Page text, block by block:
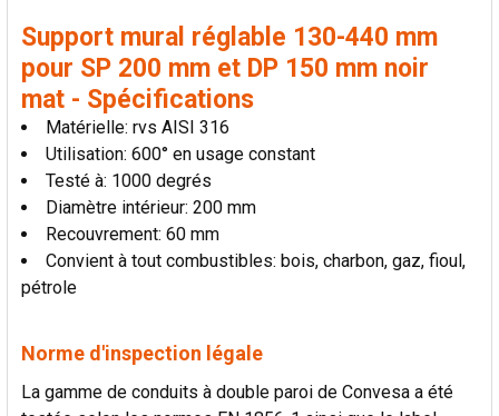
Support mural réglable 130-440 mm
pour SP 200 mm et DP 150 mm noir
mat - Spécifications
Matérielle: rvs AISI 316
Utilisation: 600° en usage constant
Testé à: 1000 degrés
Diamètre intérieur: 200 mm
Recouvrement: 60 mm
Convient à tout combustibles: bois, charbon, gaz, fioul,
pétrole
Norme d'inspection légale
La gamme de conduits à double paroi de Convesa a été